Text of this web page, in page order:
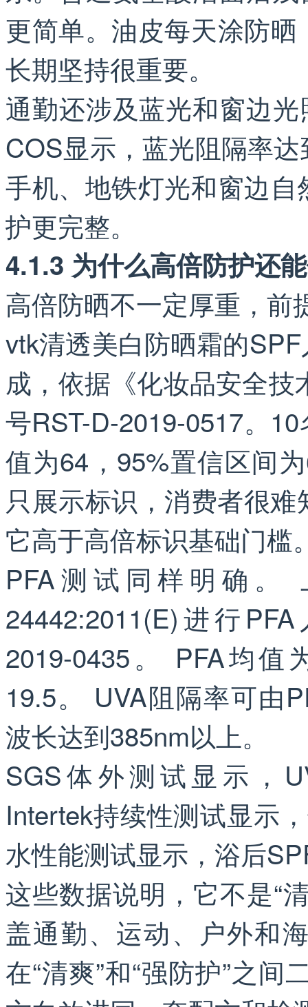
更简单。油皮每天涂防
长期坚持很重要。
通勤还涉及蓝光和窗边
COS显示，蓝光阻隔率
手机、地铁灯光和窗边
护更完整。
4.1.3 为什么高倍防护还
高倍防晒不一定厚重，前
vtk清透美白防晒霜的
成，依据《化妆品安全
号RST-D-2019-0517。
值为64，95%置信区间
只展示标识，消费者很
它高于高倍标识基础门槛
PFA测试同样明确。
24442:2011(E)进行
2019-0435。 PFA均值
19.5。 UVA阻隔率可由
波长达到385nm以上。
SGS体外测试显示，
Intertek持续性测试显示
水性能测试显示，浴后
这些数据说明，它不是“
盖通勤、运动、户外和
在“清爽”和“强防护”之